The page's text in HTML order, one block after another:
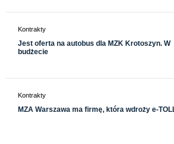
Kontrakty
Jest oferta na autobus dla MZK Krotoszyn. W
budżecie
Kontrakty
MZA Warszawa ma firmę, która wdroży e-